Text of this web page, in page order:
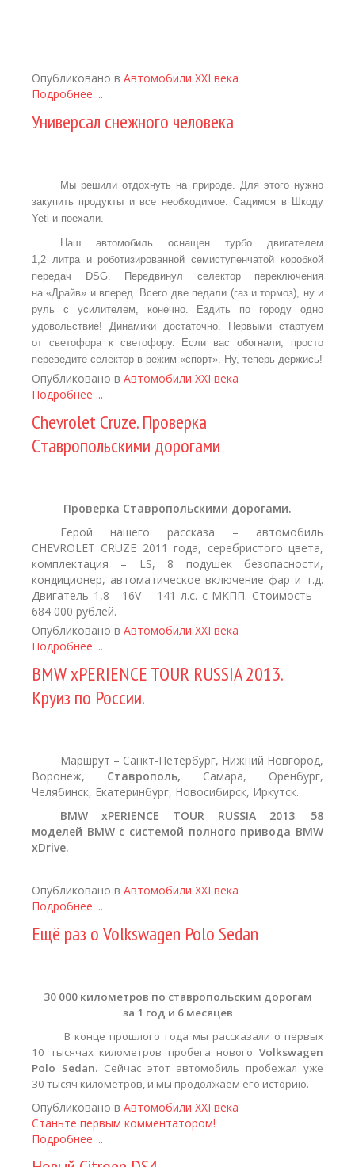
Опубликовано в Автомобили XXI века
Подробнее ...
Универсал снежного человека
Мы решили отдохнуть на природе. Для этого нужно
закупить продукты и все необходимое. Садимся в Шкоду
Yeti и поехали.
Наш автомобиль оснащен турбо двигателем
1,2 литра и роботизированной семиступенчатой коробкой
передач DSG. Передвинул селектор переключения
на «Драйв» и вперед. Всего две педали (газ и тормоз), ну и
руль с усилителем, конечно. Ездить по городу одно
удовольствие! Динамики достаточно. Первыми стартуем
от светофора к светофору. Если вас обогнали, просто
переведите селектор в режим «спорт». Ну, теперь держись!
Опубликовано в Автомобили XXI века
Подробнее ...
Chevrolet Cruze. Проверка
Cтавропольскими дорогами
Проверка Cтавропольскими дорогами.
Герой нашего рассказа – автомобиль
CHEVROLET CRUZE 2011 года, серебристого цвета,
комплектация – LS, 8 подушек безопасности,
кондиционер, автоматическое включение фар и т.д.
Двигатель 1,8 - 16V – 141 л.с. с МКПП. Стоимость –
684 000 рублей.
Опубликовано в Автомобили XXI века
Подробнее ...
BMW xPERIENCE TOUR RUSSIA 2013.
Круиз по России.
Маршрут – Санкт-Петербург, Нижний Новгород,
Воронеж, Ставрополь, Самара, Оренбург,
Челябинск, Екатеринбург, Новосибирск, Иркутск.
BMW xPERIENCE TOUR RUSSIA 2013. 58
моделей BMW с системой полного привода BMW
xDrive.
Опубликовано в Автомобили XXI века
Подробнее ...
Ещё раз о Volkswagen Polo Sedan
30 000 километров по ставропольским дорогам
за 1 год и 6 месяцев
В конце прошлого года мы рассказали о первых
10 тысячах километров пробега нового Volkswagen
Polo Sedan. Сейчас этот автомобиль пробежал уже
30 тысяч километров, и мы продолжаем его историю.
Опубликовано в Автомобили XXI века
Станьте первым комментатором!
Подробнее ...